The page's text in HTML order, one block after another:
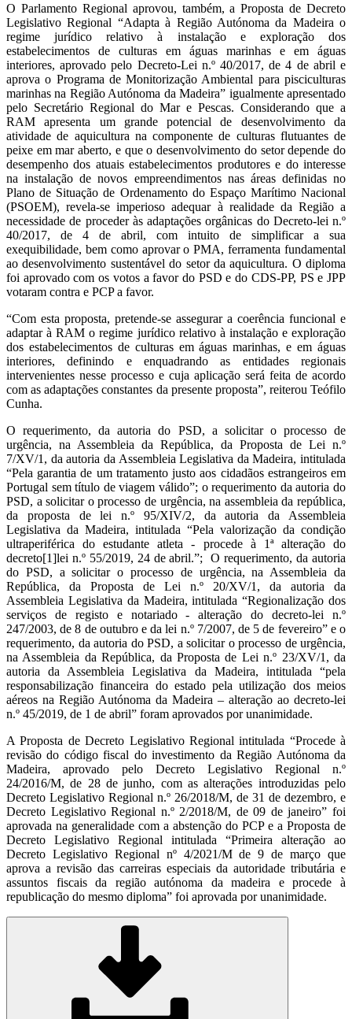
O Parlamento Regional aprovou, também, a Proposta de Decreto
Legislativo Regional “Adapta à Região Autónoma da Madeira o
regime jurídico relativo à instalação e exploração dos
estabelecimentos de culturas em águas marinhas e em águas
interiores, aprovado pelo Decreto-Lei n.º 40/2017, de 4 de abril e
aprova o Programa de Monitorização Ambiental para pisciculturas
marinhas na Região Autónoma da Madeira” igualmente apresentado
pelo Secretário Regional do Mar e Pescas. Considerando que a
RAM apresenta um grande potencial de desenvolvimento da
atividade de aquicultura na componente de culturas flutuantes de
peixe em mar aberto, e que o desenvolvimento do setor depende do
desempenho dos atuais estabelecimentos produtores e do interesse
na instalação de novos empreendimentos nas áreas definidas no
Plano de Situação de Ordenamento do Espaço Marítimo Nacional
(PSOEM), revela-se imperioso adequar à realidade da Região a
necessidade de proceder às adaptações orgânicas do Decreto-lei n.º
40/2017, de 4 de abril, com intuito de simplificar a sua
exequibilidade, bem como aprovar o PMA, ferramenta fundamental
ao desenvolvimento sustentável do setor da aquicultura. O diploma
foi aprovado com os votos a favor do PSD e do CDS-PP, PS e JPP
votaram contra e PCP a favor.
“Com esta proposta, pretende-se assegurar a coerência funcional e
adaptar à RAM o regime jurídico relativo à instalação e exploração
dos estabelecimentos de culturas em águas marinhas, e em águas
interiores, definindo e enquadrando as entidades regionais
intervenientes nesse processo e cuja aplicação será feita de acordo
com as adaptações constantes da presente proposta”, reiterou Teófilo
Cunha.
O requerimento, da autoria do PSD, a solicitar o processo de
urgência, na Assembleia da República, da Proposta de Lei n.º
7/XV/1, da autoria da Assembleia Legislativa da Madeira, intitulada
“Pela garantia de um tratamento justo aos cidadãos estrangeiros em
Portugal sem título de viagem válido”; o requerimento da autoria do
PSD, a solicitar o processo de urgência, na assembleia da república,
da proposta de lei n.º 95/XIV/2, da autoria da Assembleia
Legislativa da Madeira, intitulada “Pela valorização da condição
ultraperiférica do estudante atleta - procede à 1ª alteração do
decreto[1]lei n.º 55/2019, 24 de abril.”; O requerimento, da autoria
do PSD, a solicitar o processo de urgência, na Assembleia da
República, da Proposta de Lei n.º 20/XV/1, da autoria da
Assembleia Legislativa da Madeira, intitulada “Regionalização dos
serviços de registo e notariado - alteração do decreto-lei n.º
247/2003, de 8 de outubro e da lei n.º 7/2007, de 5 de fevereiro” e o
requerimento, da autoria do PSD, a solicitar o processo de urgência,
na Assembleia da República, da Proposta de Lei n.º 23/XV/1, da
autoria da Assembleia Legislativa da Madeira, intitulada “pela
responsabilização financeira do estado pela utilização dos meios
aéreos na Região Autónoma da Madeira – alteração ao decreto-lei
n.º 45/2019, de 1 de abril” foram aprovados por unanimidade.
A Proposta de Decreto Legislativo Regional intitulada “Procede à
revisão do código fiscal do investimento da Região Autónoma da
Madeira, aprovado pelo Decreto Legislativo Regional n.º
24/2016/M, de 28 de junho, com as alterações introduzidas pelo
Decreto Legislativo Regional n.º 26/2018/M, de 31 de dezembro, e
Decreto Legislativo Regional n.º 2/2018/M, de 09 de janeiro” foi
aprovada na generalidade com a abstenção do PCP e a Proposta de
Decreto Legislativo Regional intitulada “Primeira alteração ao
Decreto Legislativo Regional nº 4/2021/M de 9 de março que
aprova a revisão das carreiras especiais da autoridade tributária e
assuntos fiscais da região autónoma da madeira e procede à
republicação do mesmo diploma” foi aprovada por unanimidade.